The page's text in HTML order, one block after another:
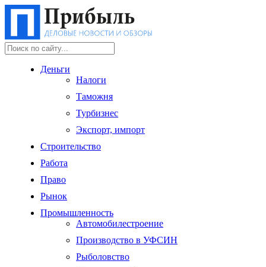
Деньги
Налоги
Таможня
Турбизнес
Экспорт, импорт
Строительство
Работа
Право
Рынок
Промышленность
Автомобилестроение
Производство в УФСИН
Рыболовство